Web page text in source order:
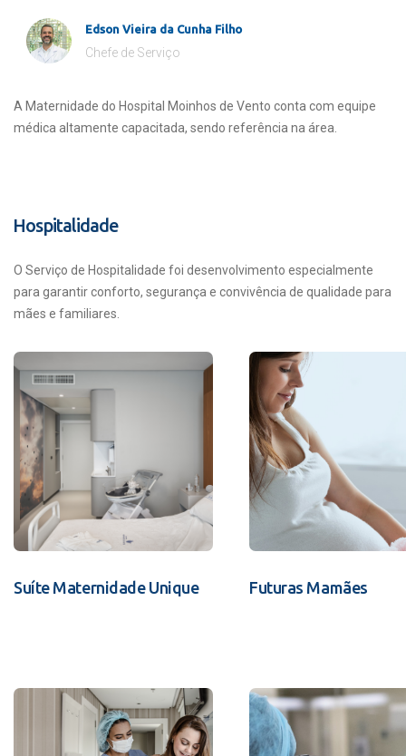
Edson Vieira da Cunha Filho
Chefe de Serviço
A Maternidade do Hospital Moinhos de Vento conta com equipe
médica altamente capacitada, sendo referência na área.
Hospitalidade
O Serviço de Hospitalidade foi desenvolvimento especialmente
para garantir conforto, segurança e convivência de qualidade para
mães e familiares.
Suíte Maternidade Unique Futuras Mamães